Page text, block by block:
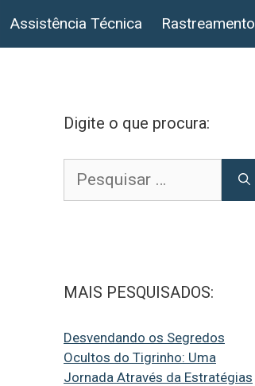
Assistência Técnica Rastreamento
Digite o que procura:
por:
MAIS PESQUISADOS:
Desvendando os Segredos
Ocultos do Tigrinho: Uma
Jornada Através da Estratégias